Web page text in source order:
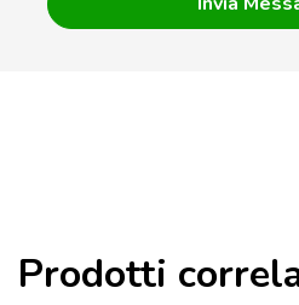
Prodotti